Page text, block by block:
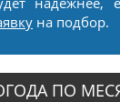
на подбор.
ПО